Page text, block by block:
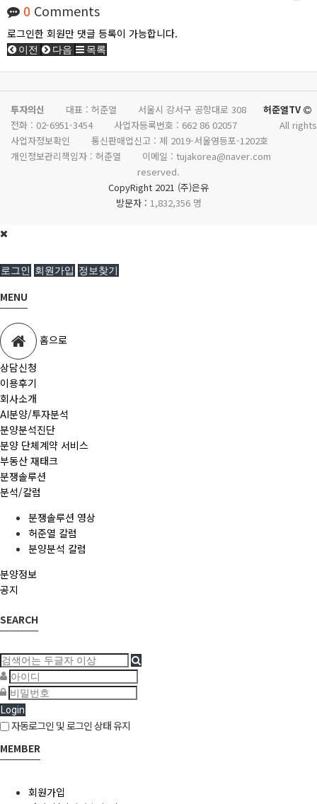
0 Comments
로그인한 회원만 댓글 등록이 가능합니다.
이전 다음 목록
투자의신 대표 : 허준열
서울시 강서구 공항대로 308
전화 : 02-6951-3454 사업자등록번호 : 662 86 02057
사업자정보확인
통신판매업신고 : 제 2019-서울영등포-1202호
개인정보관리책임자 : 허준열
이메일 : tujakorea@naver.com
허준열TV
All rights
reserved.
CopyRight 2021 (주)은유
방문자 : 1,832,356 명
로그인 회원가입 정보찾기
MENU
홈으로
상담신청
이용후기
회사소개
AI분양/투자분석
분양분석진단
분양 단체계약 서비스
부동산 재태크
분쟁솔루션
분석/칼럼
분쟁솔루션 영상
허준열 칼럼
분양분석 칼럼
분양정보
공지
SEARCH
Login
자동로그인 및 로그인 상태 유지
MEMBER
회원가입